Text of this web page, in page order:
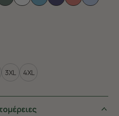
3XL 4XL